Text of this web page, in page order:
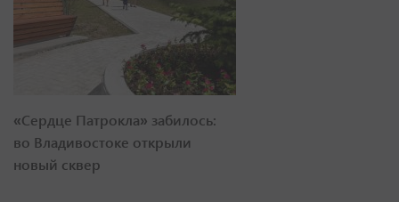
«Сердце Патрокла» забилось:
во Владивостоке открыли
новый сквер